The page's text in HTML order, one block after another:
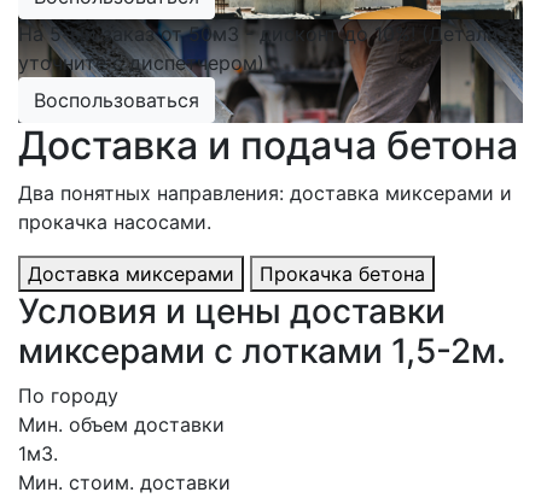
На 5-ый заказ от 50м3 - дисконт до 10%! (Детали
уточните с диспетчером)
Воспользоваться
Доставка и подача бетона
Два понятных направления: доставка миксерами и
прокачка насосами.
Доставка миксерами Прокачка бетона
Условия и цены доставки
миксерами с лотками 1,5-2м.
По городу
Мин. объем доставки
1м3.
Мин. стоим. доставки